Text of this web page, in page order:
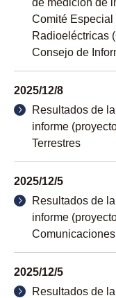
de medición de
Comité
Radioeléctricas
Consejo de
2025/12/8
Resultados de
informe
Terrestres
2025/12/5
Resultados de
informe
2025/12/5
Resultados de